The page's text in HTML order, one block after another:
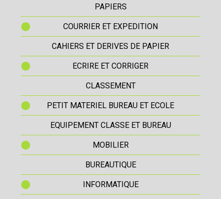
PAPIERS
COURRIER ET EXPEDITION
CAHIERS ET DERIVES DE PAPIER
ECRIRE ET CORRIGER
CLASSEMENT
PETIT MATERIEL BUREAU ET ECOLE
EQUIPEMENT CLASSE ET BUREAU
MOBILIER
BUREAUTIQUE
INFORMATIQUE